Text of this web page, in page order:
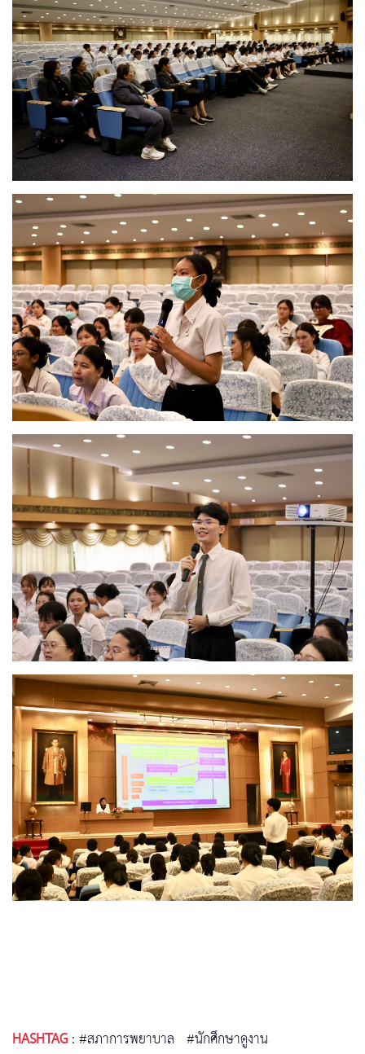
HASHTAG:#สภาการพยาบาล #นักศึกษาดูงาน